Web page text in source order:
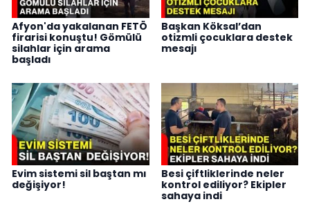
Afyon'da yakalanan FETÖ
firarisi konuştu! Gömülü
silahlar için arama
başladı
Başkan Köksal’dan
otizmli çocuklara destek
mesajı
Evim sistemi sil baştan mı
değişiyor!
Besi çiftliklerinde neler
kontrol ediliyor? Ekipler
sahaya indi